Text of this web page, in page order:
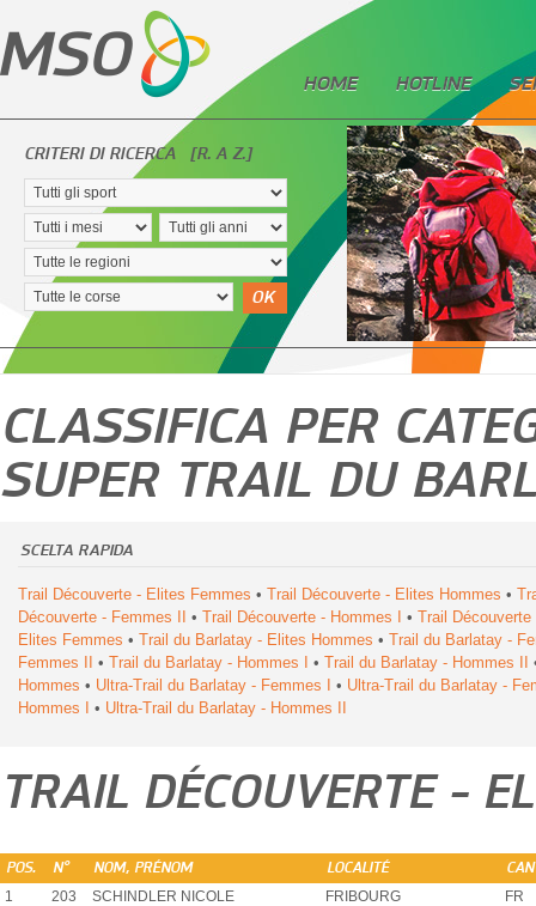
HOME HOTLINE
CRITERI DI RICERCA [R. A Z.]
OK
CLASSIFICA PER
SUPER TRAIL DU
SCELTA RAPIDA
Trail Découverte - Elites Femmes • Trail Découverte - Elites Hommes •
Découverte - Femmes II
• Trail Découverte - Hommes I • Trail
Elites Femmes • Trail du Barlatay - Elites Hommes • Trail du Barlatay -
Femmes II
• Trail du Barlatay - Hommes I • Trail du Barlatay - Hommes II
Hommes • Ultra-Trail du Barlatay - Femmes I • Ultra-Trail du Barlatay -
Hommes I
• Ultra-Trail du Barlatay - Hommes II
TRAIL DÉCOUVERTE -
POS. N° NOM, PRÉNOM LOCALITÉ
1 203 SCHINDLER NICOLE FRIBOURG FR